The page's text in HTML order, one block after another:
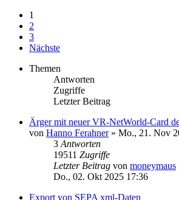
1
2
3
Nächste
Themen
Antworten
Zugriffe
Letzter Beitrag
Ärger mit neuer VR-NetWorld-Card
von Hanno Ferahner» Mo., 21. Nov
3 Antworten
19511 Zugriffe
Letzter Beitrag von moneymaus
Do., 02. Okt 2025 17:36
Export von SEPA xml-Daten